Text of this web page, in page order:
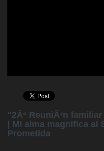
"2Âª ReuniÃ³n
| Mi alma magnifica al
Prometida